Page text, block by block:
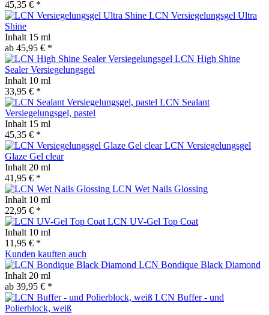
45,35 € *
LCN Versiegelungsgel Ultra
Shine
Inhalt 15 ml
ab 45,95 € *
LCN High Shine
Sealer Versiegelungsgel
Inhalt 10 ml
33,95 € *
LCN Sealant
Versiegelungsgel, pastel
Inhalt 15 ml
45,35 € *
LCN Versiegelungsgel
Glaze Gel clear
Inhalt 20 ml
41,95 € *
LCN Wet Nails Glossing
Inhalt 10 ml
22,95 € *
LCN UV-Gel Top Coat
Inhalt 10 ml
11,95 € *
Kunden kauften auch
LCN Bondique Black Diamond
Inhalt 20 ml
ab 39,95 € *
LCN Buffer - und
Polierblock, weiß